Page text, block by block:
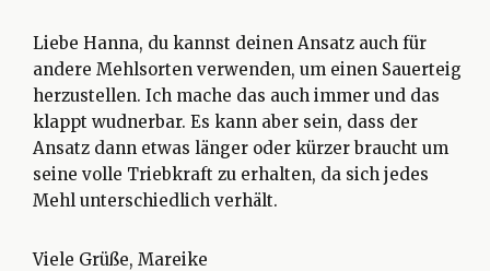
Liebe Hanna, du kannst deinen Ansatz auch für
andere Mehlsorten verwenden, um einen Sauerteig
herzustellen. Ich mache das auch immer und das
klappt wudnerbar. Es kann aber sein, dass der
Ansatz dann etwas länger oder kürzer braucht um
seine volle Triebkraft zu erhalten, da sich jedes
Mehl unterschiedlich verhält.
Viele Grüße, Mareike